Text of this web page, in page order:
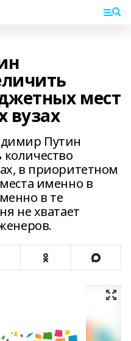
мест
вузах
Путин
в приоритетном
именно в
в те
не хватает